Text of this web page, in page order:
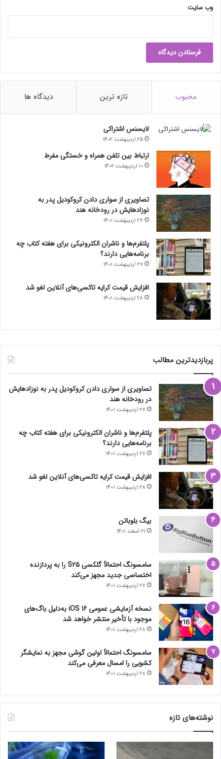
وب‌ سایت
محبوب تازه ترین دیدگاه ها
لایسنس اشتراکی
25 اردیبهشت 1402
ارتباط بین تلفن همراه و خستگی مفرط
10 اردیبهشت 1402
تصاویری از سواری دادن کروکودیل پدر به
نوزادهایش در رودخانه هند
27 اردیبهشت 1401
پلتفرم‌ها و ناشران الکترونیکی برای هفته کتاب چه
برنامه‌هایی دارند؟
27 اردیبهشت 1401
افزایش قیمت کرایه تاکسی‌های آنلاین لغو شد
28 اردیبهشت 1401
پربازدیدترین مطالب
تصاویری از سواری دادن کروکودیل پدر به نوزادهایش
در رودخانه هند
27 اردیبهشت 1401
پلتفرم‌ها و ناشران الکترونیکی برای هفته کتاب چه
برنامه‌هایی دارند؟
27 اردیبهشت 1401
افزایش قیمت کرایه تاکسی‌های آنلاین لغو شد
28 اردیبهشت 1401
بیگ بلوباتن
21 اسفند 1401
سامسونگ احتمالاً گلکسی S25 را به پردازنده
اختصاصی جدید مجهز می‌کند
27 اردیبهشت 1401
نسخه آزمایشی عمومی iOS 16 به‌دلیل باگ‌های
موجود با تأخیر منتشر خواهد شد
28 اردیبهشت 1401
سامسونگ احتمالاً اولین گوشی مجهز به نمایشگر
کشویی را امسال معرفی می‌کند
28 اردیبهشت 1401
نوشته‌های تازه